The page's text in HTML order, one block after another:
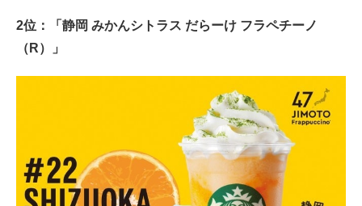
2位：「静岡 みかんシトラス だらーけ フラペチーノ
（R）」